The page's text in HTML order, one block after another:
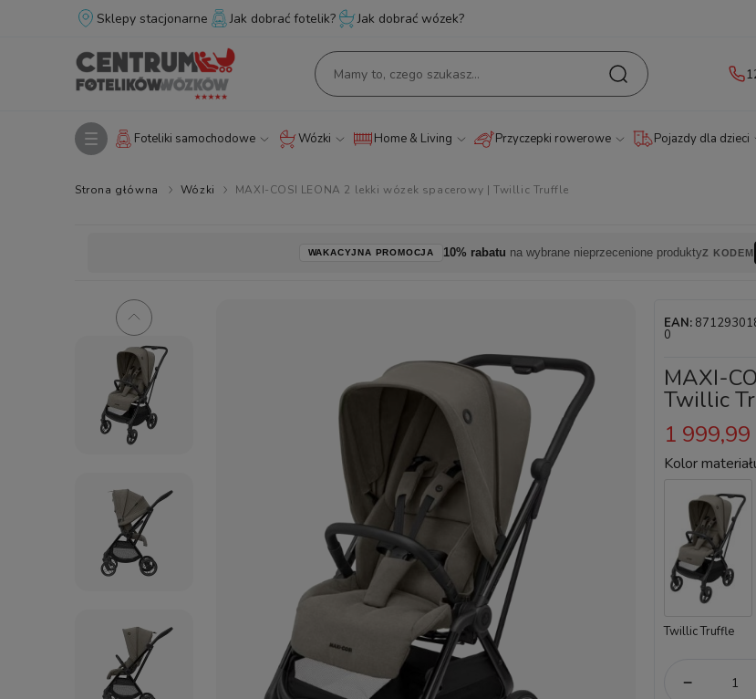
Sklepy stacjonarne Jak dobrać fotelik? Jak dobrać wózek?
Foteliki samochodowe Wózki Home & Living Przyczepki rowerowe Pojazdy dla dzieci
Strona główna Wózki MAXI-COSI LEONA 2 lekki wózek spacerowy | Twillic Truffle
WAKACYJNA PROMOCJA 10% rabatu na wybrane nieprzecenione produktyZ KODEM
EAN:
0
MAXI-
Twillic
1 999,99
Kolor
Twillic Truffle